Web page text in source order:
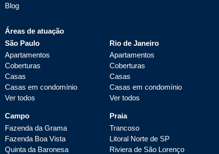
Blog
Áreas de atuação
São Paulo
Apartamentos
Coberturas
Casas
Casas em condomínio
Ver todos
Rio de Janeiro
Apartamentos
Coberturas
Casas
Casas em condomínio
Ver todos
Campo
Fazenda da Grama
Fazenda Boa Vista
Quinta da Baronesa
Praia
Trancoso
Litoral Norte de SP
Riviera de São Lorenço